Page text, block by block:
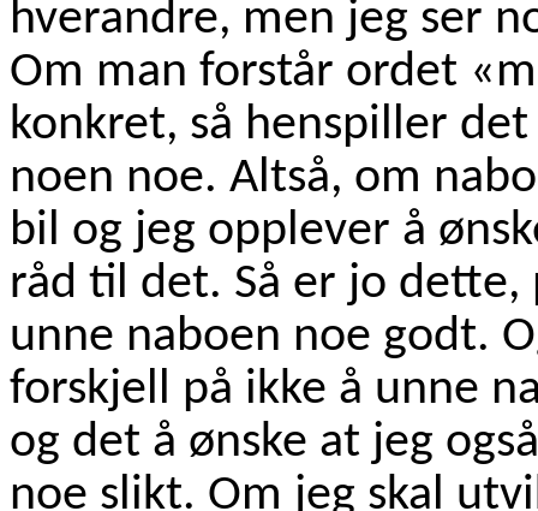
hverandre, men jeg ser
Om man forstår ordet
konkret, så henspiller
noen noe. Altså, om
bil og jeg opplever å
råd til det. Så er jo dette,
unne naboen noe godt.
forskjell på ikke å unne
og det å ønske at jeg
noe slikt. Om jeg skal